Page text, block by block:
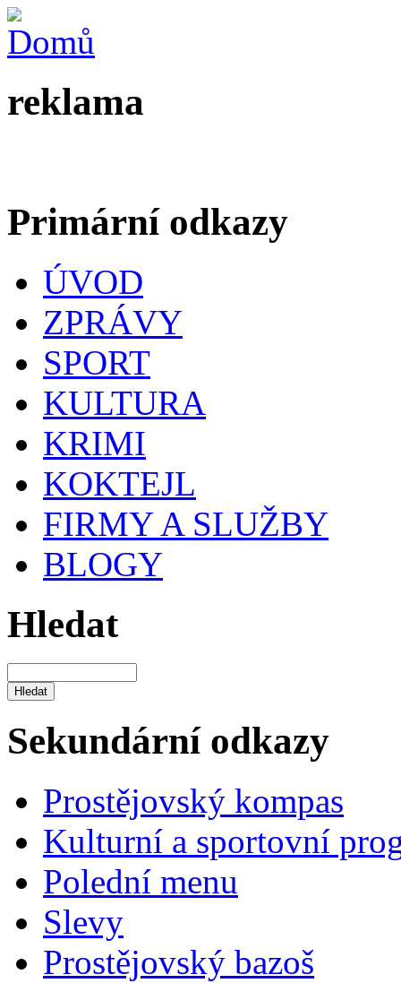
reklama
Primární odkazy
ÚVOD
ZPRÁVY
SPORT
KULTURA
KRIMI
KOKTEJL
FIRMY A SLUŽBY
BLOGY
Hledat
Sekundární odkazy
Prostějovský kompas
Kulturní a sportovní
Polední menu
Slevy
Prostějovský bazoš